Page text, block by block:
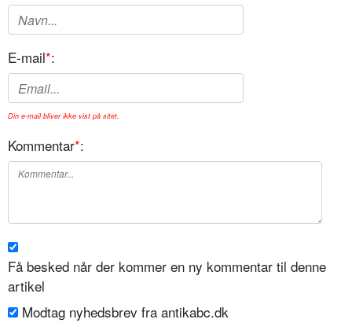
E-mail*:
Din e-mail bliver ikke vist på sitet.
Kommentar*:
Få besked når der kommer en ny kommentar til denne
artikel
Modtag nyhedsbrev fra antikabc.dk